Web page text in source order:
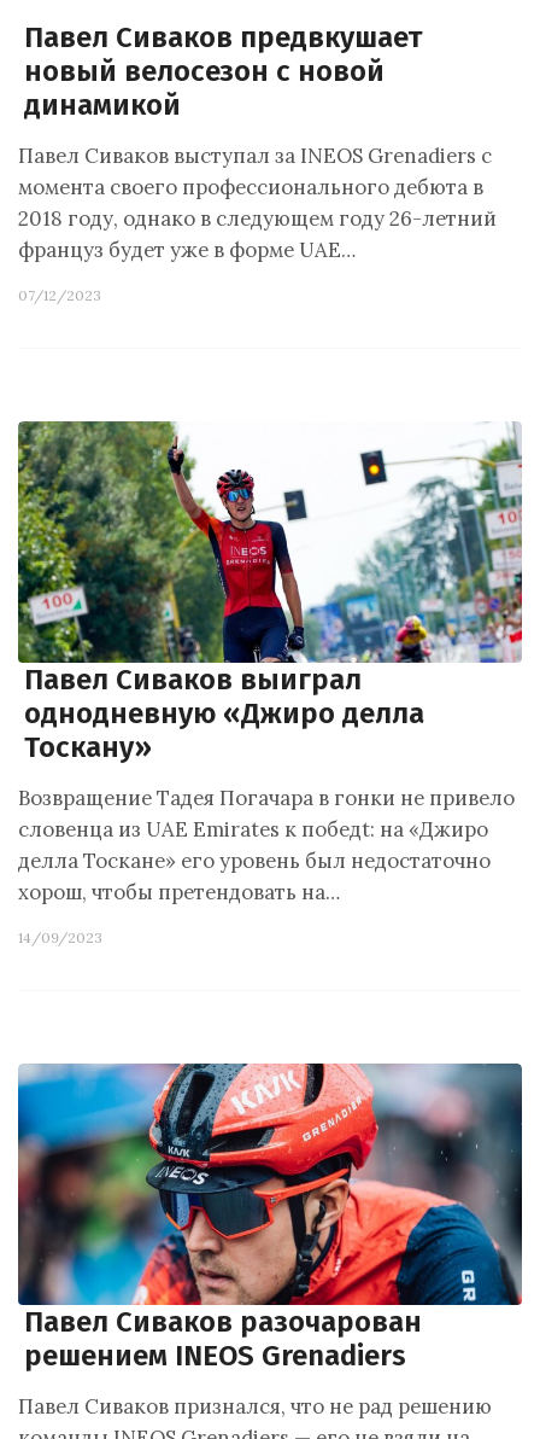
Павел Сиваков предвкушает
новый велосезон с новой
динамикой
Павел Сиваков выступал за INEOS Grenadiers с
момента своего профессионального дебюта в
2018 году, однако в следующем году 26-летний
француз будет уже в форме UAE…
07/12/2023
Павел Сиваков выиграл
однодневную «Джиро делла
Тоскану»
Возвращение Тадея Погачара в гонки не привело
словенца из UAE Emirates к победt: на «Джиро
делла Тоскане» его уровень был недостаточно
хорош, чтобы претендовать на…
14/09/2023
Павел Сиваков разочарован
решением INEOS Grenadiers
Павел Сиваков признался, что не рад решению